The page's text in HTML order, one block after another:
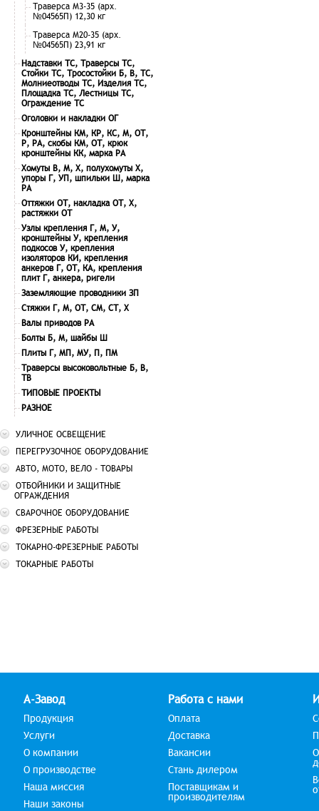
Траверса М3-35 (арх.
№04565П) 12,30 кг
Траверса М20-35 (арх.
№04565П) 23,91 кг
Надставки ТС, Траверсы ТС,
Стойки ТС, Тросостойки Б, В, ТС,
Молниеотводы ТС, Изделия ТС,
Площадка ТС, Лестницы ТС,
Ограждение ТС
Оголовки и накладки ОГ
Кронштейны КМ, КР, КС, М, ОТ,
Р, РА, скобы КМ, ОТ, крюк
кронштейны КК, марка РА
Хомуты В, М, Х, полухомуты Х,
упоры Г, УП, шпильки Ш, марка
РА
Оттяжки ОТ, накладка ОТ, Х,
растяжки ОТ
Узлы крепления Г, М, У,
кронштейны У, крепления
подкосов У, крепления
изоляторов КИ, крепления
анкеров Г, ОТ, КА, крепления
плит Г, анкера, ригели
Заземляющие проводники ЗП
Стяжки Г, М, ОТ, СМ, СТ, Х
Валы приводов РА
Болты Б, М, шайбы Ш
Плиты Г, МП, МУ, П, ПМ
Траверсы высоковольтные Б, В,
ТВ
ТИПОВЫЕ ПРОЕКТЫ
РАЗНОЕ
УЛИЧНОЕ ОСВЕЩЕНИЕ
ПЕРЕГРУЗОЧНОЕ ОБОРУДОВАНИЕ
АВТО, МОТО, ВЕЛО - ТОВАРЫ
ОТБОЙНИКИ И ЗАЩИТНЫЕ
ОГРАЖДЕНИЯ
СВАРОЧНОЕ ОБОРУДОВАНИЕ
ФРЕЗЕРНЫЕ РАБОТЫ
ТОКАРНО-ФРЕЗЕРНЫЕ РАБОТЫ
ТОКАРНЫЕ РАБОТЫ
А-Завод
Продукция
Услуги
О компании
О производстве
Наша миссия
Наши законы
Работа с нами
Оплата
Доставка
Вакансии
Стань дилером
Поставщикам и
производителям